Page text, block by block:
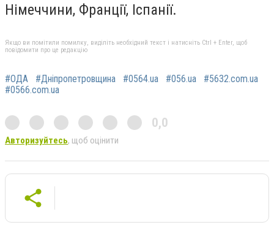
Німеччини, Франції, Іспанії.
Якщо ви помітили помилку, виділіть необхідний текст і натисніть Ctrl + Enter, щоб
повідомити про це редакцію
#ОДА #Дніпропетровщина #0564.ua #056.ua
#5632.com.ua
#0566.com.ua
0,0
Авторизуйтесь, щоб оцінити